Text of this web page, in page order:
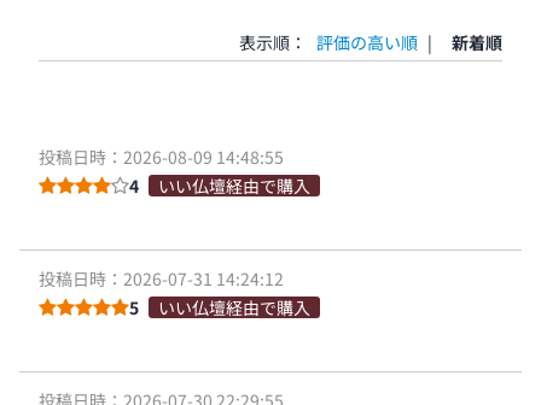
表示順： 評価の高い順 | 新着順
投稿日時：2026-08-09 14:48:55
4
いい仏壇経由で購入
投稿日時：2026-07-31 14:24:12
5
いい仏壇経由で購入
投稿日時：2026-07-30 22:29:55